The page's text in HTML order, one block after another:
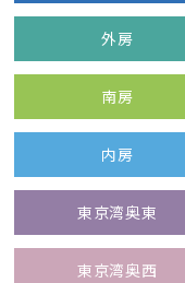
外房
南房
内房
東京湾奥東
東京湾奥西